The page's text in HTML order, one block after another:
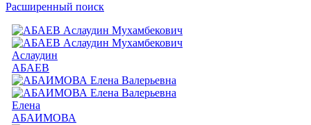
Расширенный поиск
Аслаудин
АБАЕВ
Елена
АБАИМОВА